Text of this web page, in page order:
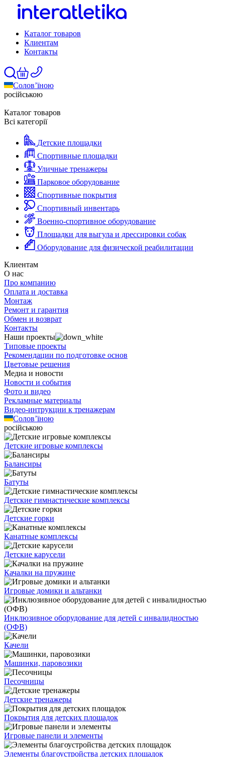
Каталог товаров
Клиентам
Контакты
Солов’їною
російською
Каталог товаров
Всі категорії
Детские площадки
Спортивные площадки
Уличные тренажеры
Парковое оборудование
Спортивные покрытия
Спортивный инвентарь
Военно-спортивное оборудование
Площадки для выгула и дрессировки собак
Оборудование для физической реабилитации
Клиентам
О нас
Про компанию
Оплата и доставка
Монтаж
Ремонт и гарантия
Обмен и возврат
Контакты
Наши проекты
Типовые проекты
Рекомендации по подготовке основ
Цветовые решения
Медиа и новости
Новости и события
Фото и видео
Рекламные материалы
Видео-интрукции к тренажерам
Солов’їною
російською
Детские игровые комплексы
Балансиры
Батуты
Детские гимнастические комплексы
Детские горки
Канатные комплексы
Детские карусели
Качалки на пружине
Игровые домики и альтанки
Инклюзивное оборудование для детей с инвалидностью
(ОФВ)
Качели
Машинки, паровозики
Песочницы
Детские тренажеры
Покрытия для детских площадок
Игровые панели и элементы
Элементы благоустройства детских площадок